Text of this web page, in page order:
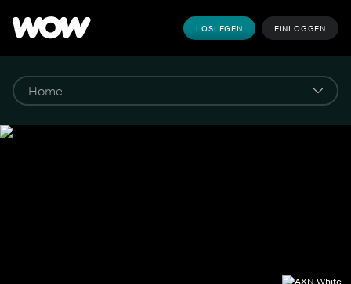
LOSLEGEN EINLOGGEN